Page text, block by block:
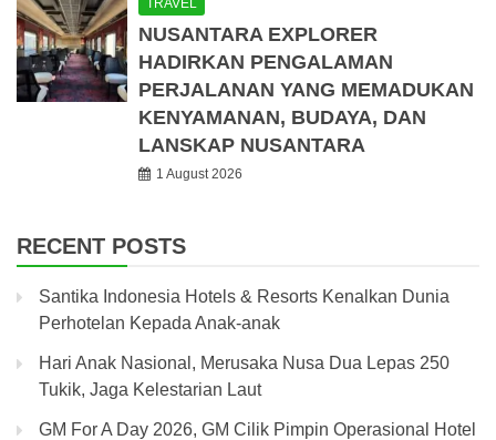
TRAVEL
NUSANTARA EXPLORER
HADIRKAN PENGALAMAN
PERJALANAN YANG MEMADUKAN
KENYAMANAN, BUDAYA, DAN
LANSKAP NUSANTARA
1 August 2026
RECENT POSTS
Santika Indonesia Hotels & Resorts Kenalkan Dunia
Perhotelan Kepada Anak-anak
Hari Anak Nasional, Merusaka Nusa Dua Lepas 250
Tukik, Jaga Kelestarian Laut
GM For A Day 2026, GM Cilik Pimpin Operasional Hotel